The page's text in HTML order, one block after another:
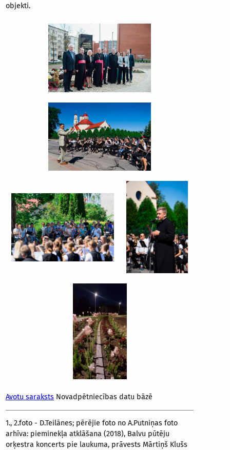
objekti.
Avotu saraksts Novadpētniecības datu bāzē
1., 2.foto - D.Teilānes; pērējie foto no A.Putniņas foto
arhīva: pieminekļa atklāšana (2018), Balvu pūtēju
orķestra koncerts pie laukuma, prāvests Mārtiņš Klušs